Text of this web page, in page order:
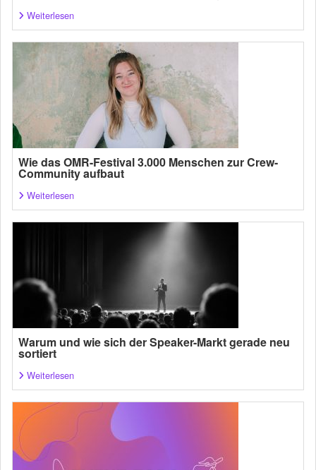
Weiterlesen
Wie das OMR-Festival 3.000 Menschen zur Crew-
Community aufbaut
Weiterlesen
Warum und wie sich der Speaker-Markt gerade neu
sortiert
Weiterlesen